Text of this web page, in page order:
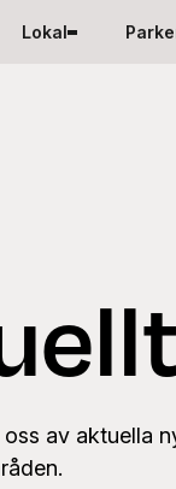
Lokal
av aktuella